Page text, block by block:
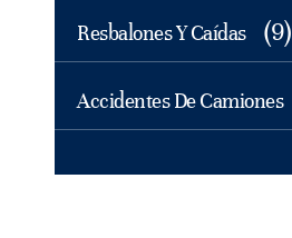
Resbalones Y Caídas (9)
Accidentes De Camiones